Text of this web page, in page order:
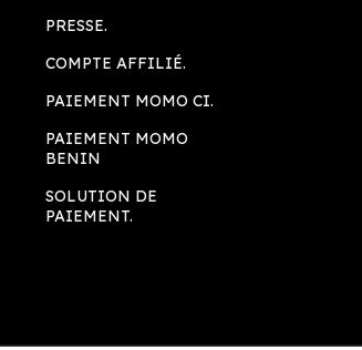
PRESSE.
COMPTE AFFILIÉ.
PAIEMENT MOMO CI.
PAIEMENT MOMO
BENIN
SOLUTION DE
PAIEMENT.